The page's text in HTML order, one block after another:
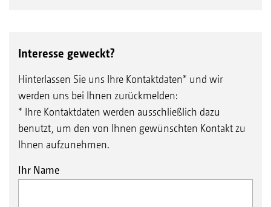
Interesse geweckt?
Hinterlassen Sie uns Ihre Kontaktdaten* und wir
werden uns bei Ihnen zurückmelden:
* Ihre Kontaktdaten werden ausschließlich dazu
benutzt, um den von Ihnen gewünschten Kontakt zu
Ihnen aufzunehmen.
Ihr Name